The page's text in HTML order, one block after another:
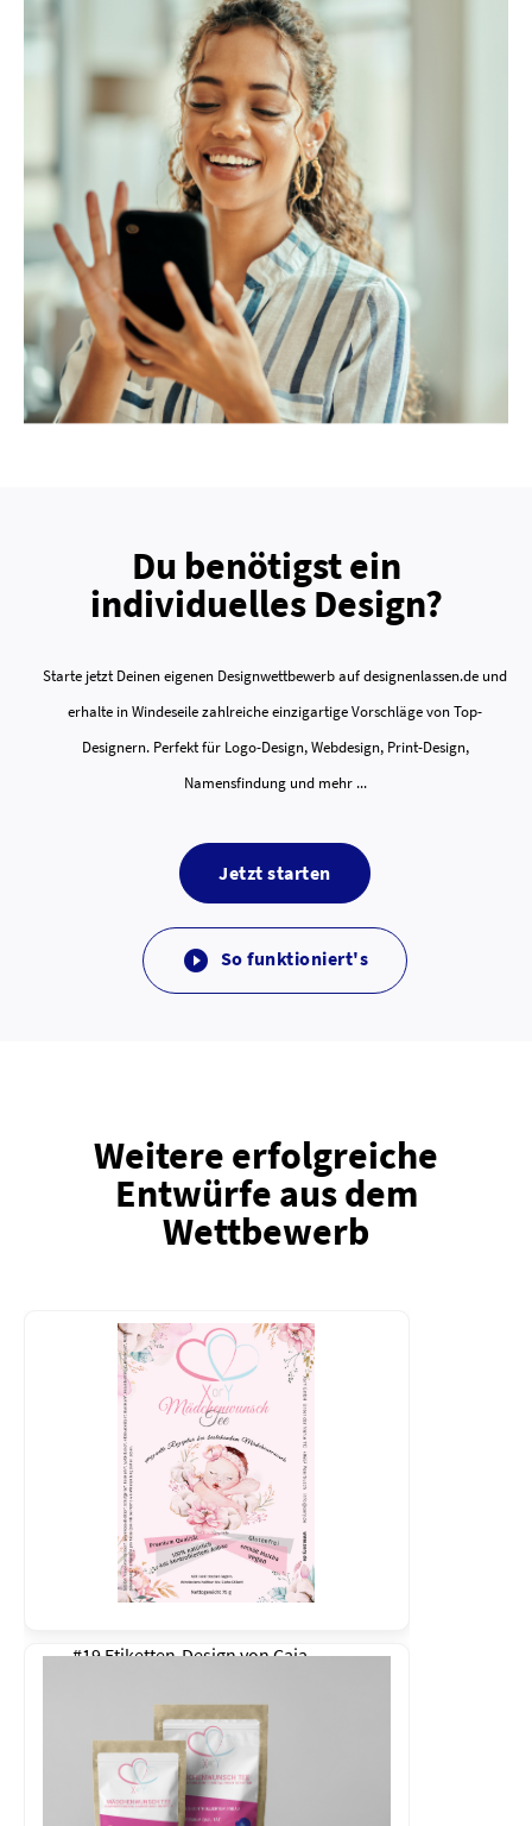
Du benötigst ein
individuelles Design?
Starte jetzt Deinen eigenen Designwettbewerb auf designenlassen.de und
erhalte in Windeseile zahlreiche einzigartige Vorschläge von Top-
Designern. Perfekt für Logo-Design, Webdesign, Print-Design,
Namensfindung und mehr ...
Jetzt starten
 So funktioniert's
Weitere erfolgreiche
Entwürfe aus dem
Wettbewerb
#19 Etiketten-Design vonCaja